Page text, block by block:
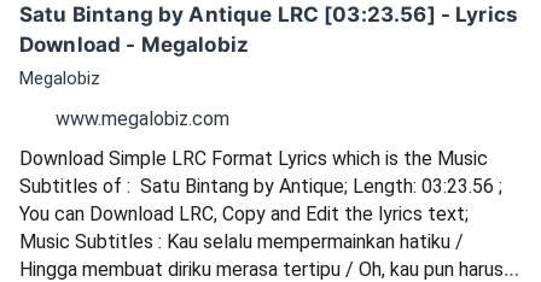
Satu Bintang by Antique LRC [03:23.56] - Lyrics
Download - Megalobiz
Megalobiz
www.megalobiz.com
Download Simple LRC Format Lyrics which is the Music
Subtitles of :  Satu Bintang by Antique; Length: 03:23.56 ;
You can Download LRC, Copy and Edit the lyrics text;
Music Subtitles : Kau selalu mempermainkan hatiku /
Hingga membuat diriku merasa tertipu / Oh, kau pun harus